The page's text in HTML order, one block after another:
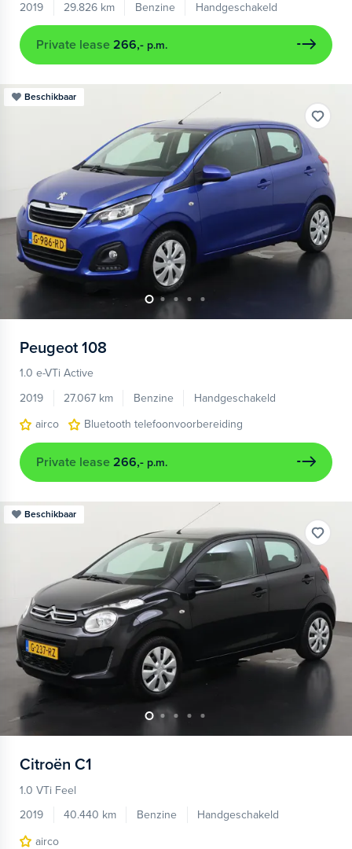
2019 29.826 km Benzine Handgeschakeld
Private lease 266,- p.m.
Beschikbaar
Peugeot 108
1.0 e-VTi Active
2019
27.067 km Benzine
Handgeschakeld
airco
Bluetooth telefoonvoorbereiding
Private lease 266,- p.m.
Beschikbaar
Citroën C1
1.0 VTi Feel
2019
40.440 km Benzine
Handgeschakeld
airco